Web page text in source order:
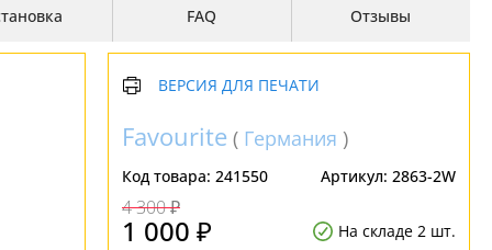
FAQ Отзывы
ВЕРСИЯ ДЛЯ ПЕЧАТИ
Favourite ( Германия )
Код товара: 241550 Артикул: 2863-2W
4 300 ₽
1 000 ₽ На складе 2 шт.